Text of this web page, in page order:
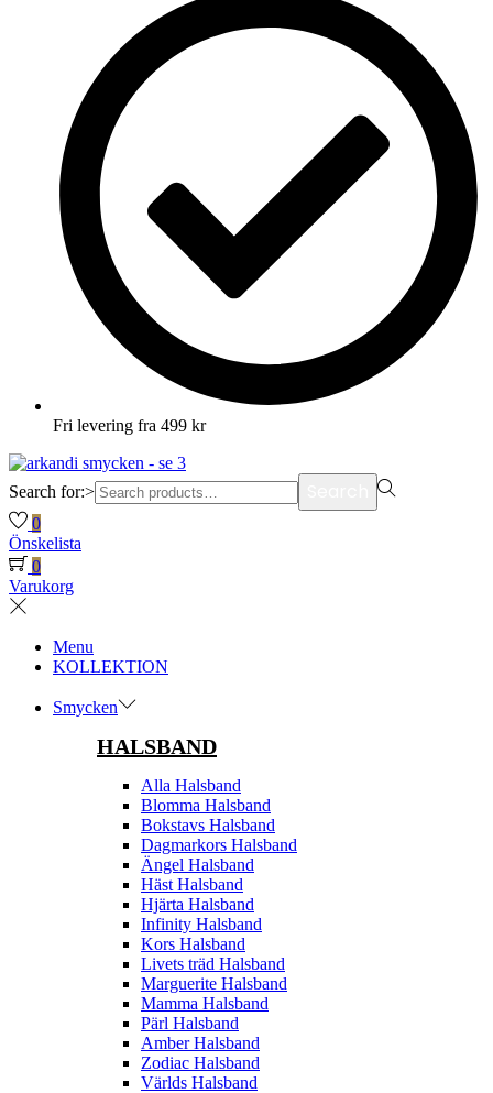
Fri levering fra 499 kr
Search for:>
0
Önskelista
0
Varukorg
Menu
KOLLEKTION
Smycken
HALSBAND
Alla Halsband
Blomma Halsband
Bokstavs Halsband
Dagmarkors Halsband
Ängel Halsband
Häst Halsband
Hjärta Halsband
Infinity Halsband
Kors Halsband
Livets träd Halsband
Marguerite Halsband
Mamma Halsband
Pärl Halsband
Amber Halsband
Zodiac Halsband
Världs Halsband